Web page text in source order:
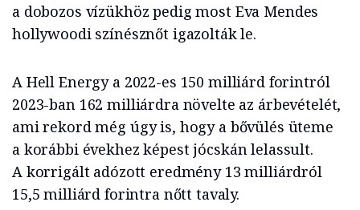
a dobozos vízükhöz pedig most Eva Mendes
hollywoodi színésznőt igazolták le.
A Hell Energy a 2022-es 150 milliárd forintról
2023-ban 162 milliárdra növelte az árbevételét,
ami rekord még úgy is, hogy a bővülés üteme
a korábbi évekhez képest jócskán lelassult.
A korrigált adózott eredmény 13 milliárdról
15,5 milliárd forintra nőtt tavaly.